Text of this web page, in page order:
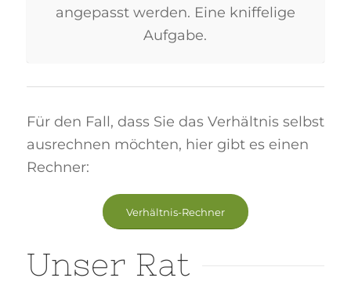
angepasst werden. Eine kniffelige
Aufgabe.
Für den Fall, dass Sie das Verhältnis selbst
ausrechnen möchten, hier gibt es einen
Rechner:
Verhältnis-Rechner
Unser Rat